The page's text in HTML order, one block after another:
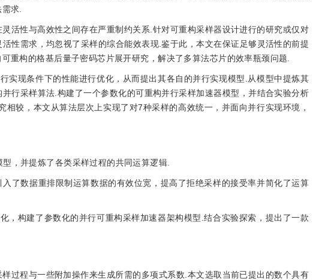
求.
活性与高效性之间存在严重制约关系.针对可重构采样器设计进行的研究或仅对
性需求，均忽视了采样的综合能效表现.鉴于此，本文在保证足够灵活性的前提
重构的格基后量子密码芯片展开研究，解决了多算法芯片的效率瓶颈问题.
实现条件下的性能进行优化，从而提出其各自的并行实现模型.从模型中提炼其
行采样算法.构建了一个参数化的可重构并行采样加速器模型，并结合实验分析
较，本文从算法层次上实现了对7种采样的高效统一，并面向并行实现环境，
，并提炼了各类采样过程的共同运算逻辑.
了数据重排限制运算数据的有效位宽，提高了拒绝采样的接受率并简化了运算
，构建了参数化的并行可重构采样加速器架构模型.结合实验探索，提出了一款
过程与一些附加操作来生成所需的多项式系数.本文选取当前已提出的数个具有